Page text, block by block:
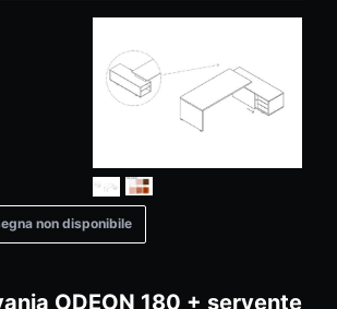
non disponibile
ODEON 180 + servente